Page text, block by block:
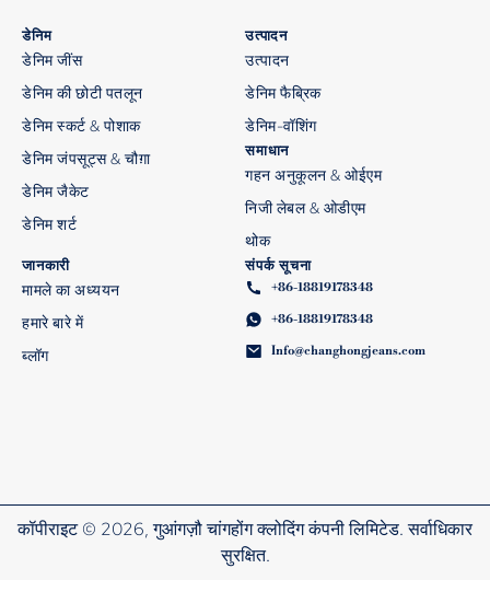
डेनिम
डेनिम जींस
डेनिम की छोटी पतलून
डेनिम स्कर्ट & पोशाक
डेनिम जंपसूट्स & चौग़ा
डेनिम जैकेट
डेनिम शर्ट
उत्पादन
उत्पादन
डेनिम फैब्रिक
डेनिम-वॉशिंग
समाधान
गहन अनुकूलन & ओईएम
निजी लेबल & ओडीएम
थोक
जानकारी
मामले का अध्ययन
हमारे बारे में
ब्लॉग
संपर्क सूचना
+86-18819178348
+86-18819178348
Info@changhongjeans.com
कॉपीराइट © 2026, गुआंगज़ौ चांगहोंग क्लोदिंग कंपनी लिमिटेड. सर्वाधिकार
सुरक्षित.